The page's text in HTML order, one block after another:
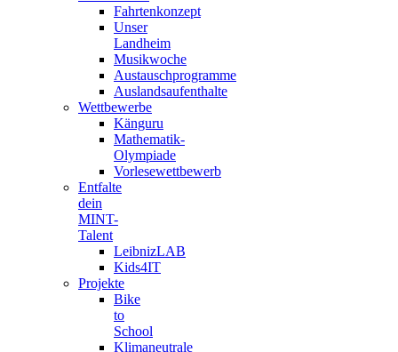
Fahrtenkonzept
Unser
Landheim
Musikwoche
Austauschprogramme
Auslandsaufenthalte
Wettbewerbe
Känguru
Mathematik-
Olympiade
Vorlesewettbewerb
Entfalte
dein
MINT-
Talent
LeibnizLAB
Kids4IT
Projekte
Bike
to
School
Klimaneutrale